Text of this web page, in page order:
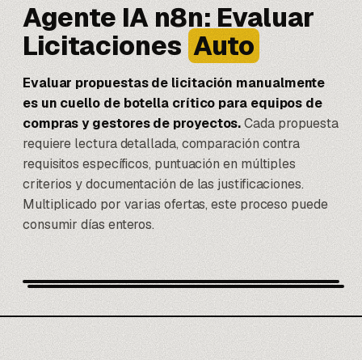
Agente IA n8n: Evaluar
Licitaciones Auto
Evaluar propuestas de licitación manualmente
es un cuello de botella crítico para equipos de
compras y gestores de proyectos.Cada propuesta
requiere lectura detallada, comparación contra
requisitos específicos, puntuación en múltiples
criterios y documentación de las justificaciones.
Multiplicado por varias ofertas, este proceso puede
consumir días enteros.